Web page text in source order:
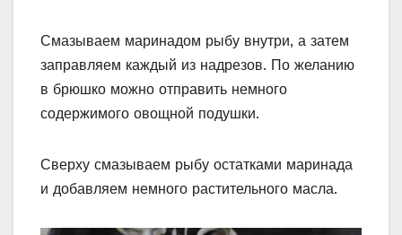
Смазываем маринадом рыбу внутри, а затем
заправляем каждый из надрезов. По желанию
в брюшко можно отправить немного
содержимого овощной подушки.
Сверху смазываем рыбу остатками маринада
и добавляем немного растительного масла.